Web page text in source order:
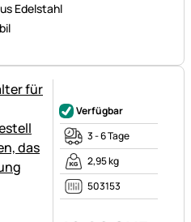
Edelstahl
Verfügbar
3 - 6 Tage
2,95 kg
503153